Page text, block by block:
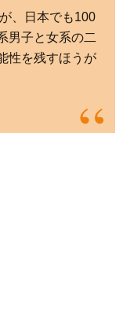
、日本でも100
男子と女系の二
性を残すほうが